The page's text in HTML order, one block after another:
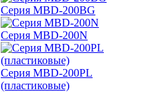
Серия MBD-200BG
Серия MBD-200N
Серия MBD-200PL
(пластиковые)